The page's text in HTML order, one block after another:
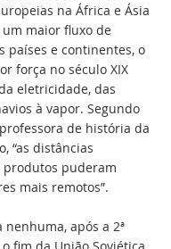
na África e Ásia
maior fluxo de
países e continentes, o
força no século XIX
eletricidade, das
à vapor. Segundo
de história da
“as distâncias
puderam
mais remotos”.
nenhuma, após a 2ª